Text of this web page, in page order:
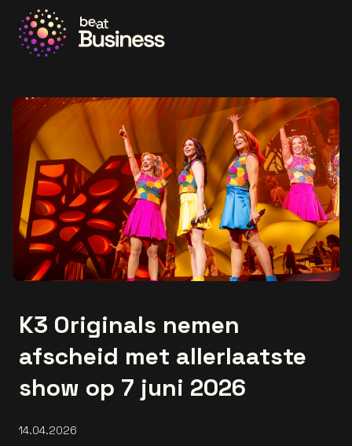
K3 Originals nemen
afscheid met allerlaatste
show op 7 juni 2026
14.04.2026